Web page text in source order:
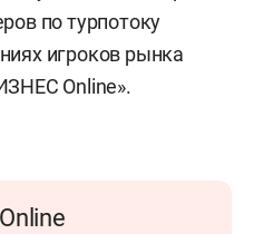
по турпотоку
игроков рынка
Online».